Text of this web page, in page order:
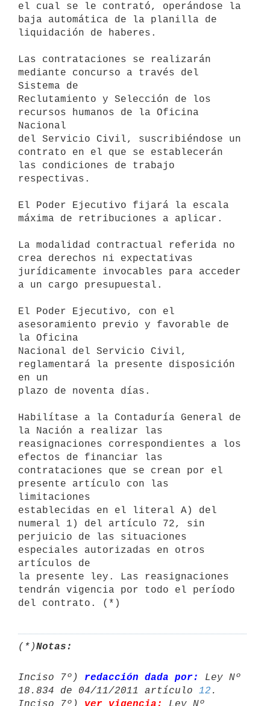
el cual se le contrató, operándose la
baja automática de la planilla de
liquidación de haberes.
Las contrataciones se realizarán
mediante concurso a través del
Sistema de
Reclutamiento y Selección de los
recursos humanos de la Oficina
Nacional
del Servicio Civil, suscribiéndose un
contrato en el que se establecerán
las condiciones de trabajo
respectivas.
El Poder Ejecutivo fijará la escala
máxima de retribuciones a aplicar.
La modalidad contractual referida no
crea derechos ni expectativas
jurídicamente invocables para acceder
a un cargo presupuestal.
El Poder Ejecutivo, con el
asesoramiento previo y favorable de
la Oficina
Nacional del Servicio Civil,
reglamentará la presente disposición
en un
plazo de noventa días.
Habilítase a la Contaduría General de
la Nación a realizar las
reasignaciones correspondientes a los
efectos de financiar las
contrataciones que se crean por el
presente artículo con las
limitaciones
establecidas en el literal A) del
numeral 1) del artículo 72, sin
perjuicio de las situaciones
especiales autorizadas en otros
artículos de
la presente ley. Las reasignaciones
tendrán vigencia por todo el período
(*)Notas:
Inciso 7º) redacción dada por:
Ley Nº
18.834 de 04/11/2011 artículo 12 .